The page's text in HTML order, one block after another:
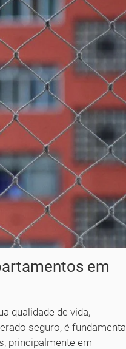
em
qualidade de vida,
seguro, é fundamental
principalmente em